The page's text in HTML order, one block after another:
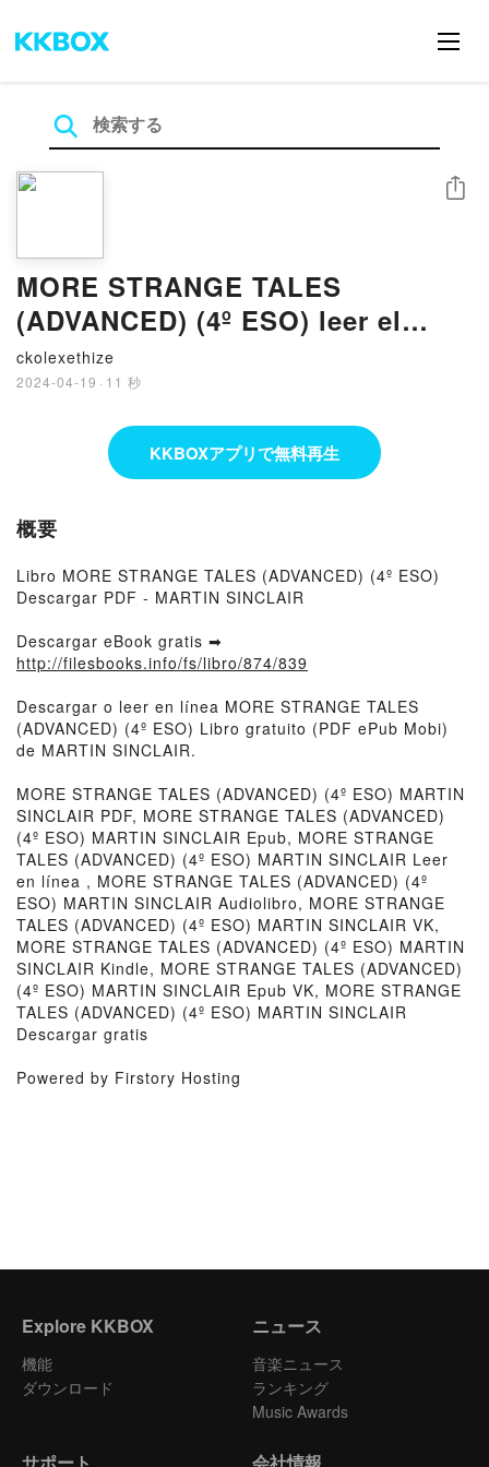
MORE STRANGE TALES
(ADVANCED) (4º ESO) leer el
libro
ckolexethize
2024-04-19 · 11 秒
シェア
KKBOXアプリで無料再生
概要
Libro MORE STRANGE TALES (ADVANCED) (4º ESO)
Descargar PDF - MARTIN SINCLAIR
Descargar eBook gratis ➡
http://filesbooks.info/fs/libro/874/839
Descargar o leer en línea MORE STRANGE TALES
(ADVANCED) (4º ESO) Libro gratuito (PDF ePub Mobi)
de MARTIN SINCLAIR.
MORE STRANGE TALES (ADVANCED) (4º ESO) MARTIN
SINCLAIR PDF, MORE STRANGE TALES (ADVANCED)
(4º ESO) MARTIN SINCLAIR Epub, MORE STRANGE
TALES (ADVANCED) (4º ESO) MARTIN SINCLAIR Leer
en línea , MORE STRANGE TALES (ADVANCED) (4º
ESO) MARTIN SINCLAIR Audiolibro, MORE STRANGE
TALES (ADVANCED) (4º ESO) MARTIN SINCLAIR VK,
MORE STRANGE TALES (ADVANCED) (4º ESO) MARTIN
SINCLAIR Kindle, MORE STRANGE TALES (ADVANCED)
(4º ESO) MARTIN SINCLAIR Epub VK, MORE STRANGE
TALES (ADVANCED) (4º ESO) MARTIN SINCLAIR
Descargar gratis
Powered by Firstory Hosting
Explore KKBOX
機能
ダウンロード
ニュース
音楽ニュース
ランキング
Music Awards